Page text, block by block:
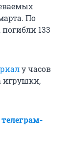
По
133
у часов
игрушки,
телеграм-